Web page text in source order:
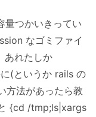
量つかいきってい
なゴミファイ
あれたしか
(というか rails の
方法があったら教
{cd /tmp;ls|xargs